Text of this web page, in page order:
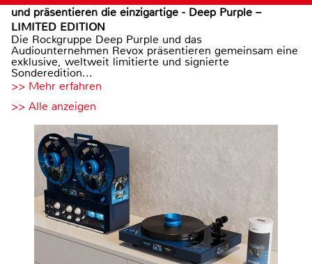
und präsentieren die einzigartige - Deep Purple –
LIMITED EDITION
Die Rockgruppe Deep Purple und das
Audiounternehmen Revox präsentieren gemeinsam eine
exklusive, weltweit limitierte und signierte
Sonderedition...
>> Mehr erfahren
>> Alle anzeigen